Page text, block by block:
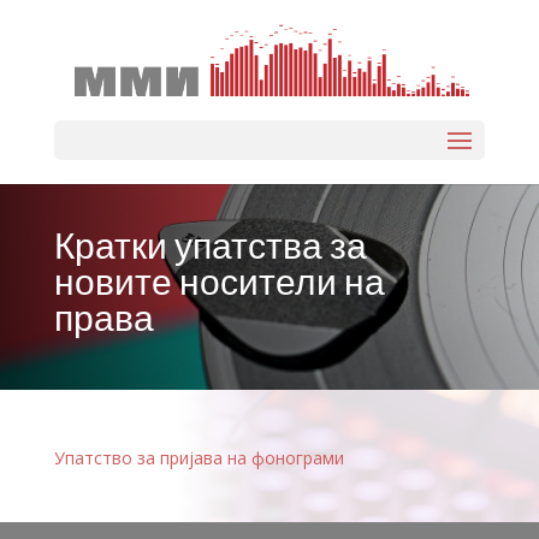
Кратки упатства за
новите носители на
права
Упатство за пријава на фонограми